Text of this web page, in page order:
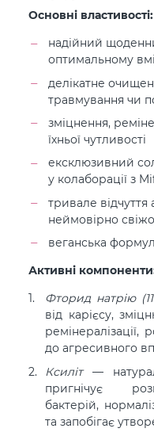
Основні властивості:
надійний
оптимальному
делікатне
травмування чи
зміцнення,
їхньої чутливості
ексклюзивний
у колаборації з
тривале відчуття
неймовірно
веганська
Активні
Фторид натрію
від карієсу,
до агресивного
Ксиліт
—
пригнічує
бактерій,
та запобігає